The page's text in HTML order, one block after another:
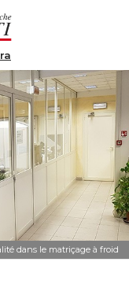
dans le matriçage à froid
privacy